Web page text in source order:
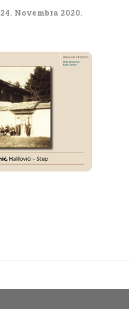
24. Novembra 2020.